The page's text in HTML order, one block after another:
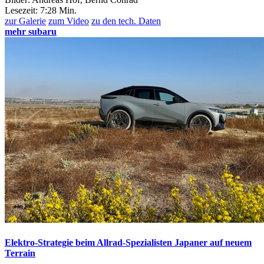
Lesezeit: 7:28 Min.
zur Galerie zum Video zu den tech. Daten
mehr subaru
Elektro-Strategie beim Allrad-Spezialisten Japaner auf neuem
Terrain